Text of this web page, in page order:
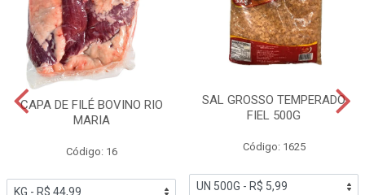
CAPA DE FILÉ BOVINO RIO
MARIA
Código: 16
SAL GROSSO TEMPERADO
FIEL 500G
Código: 1625